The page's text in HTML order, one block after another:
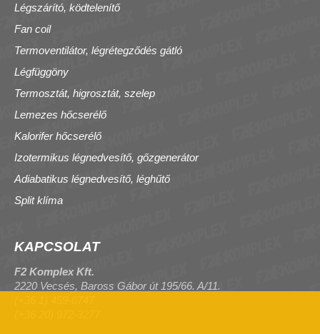
Légszárító, ködtelenítő
Fan coil
Termoventilátor, légrétegződés gátló
Légfüggöny
Termosztát, higrosztát, szelep
Lemezes hőcserélő
Kalorifer hőcserélő
Izotermikus légnedvesítő, gőzgenerátor
Adiabatikus légnedvesítő, léghűtő
Split klíma
KAPCSOLAT
F2 Komplex Kft.
2220 Vecsés, Baross Gábor út 195/66. A/11.